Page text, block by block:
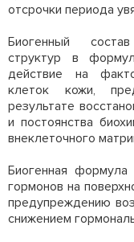
отсрочки периода
Биогенный
структур в
действие на
клеток кожи,
результате
и постоянства
внеклеточного
Биогенная
гормонов на
предупреждению
снижением